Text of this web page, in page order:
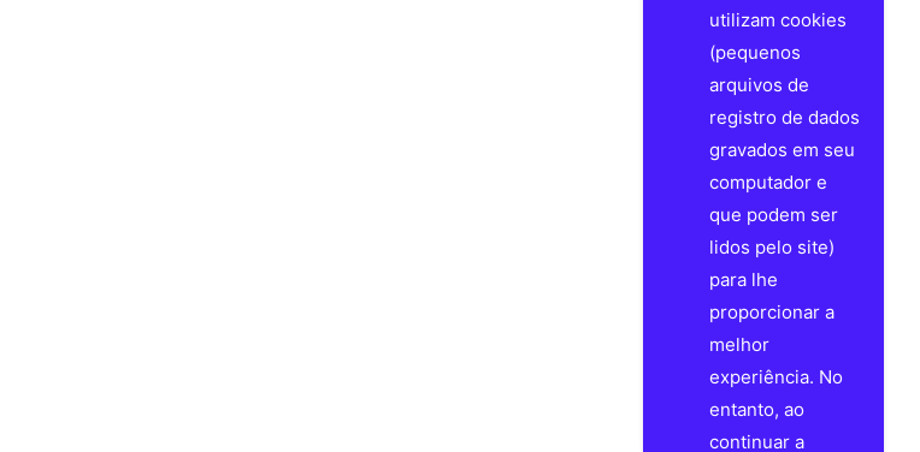
utilizam cookies
(pequenos
arquivos de
registro de dados
gravados em seu
computador e
que podem ser
lidos pelo site)
para lhe
proporcionar a
melhor
experiência. No
entanto, ao
continuar a